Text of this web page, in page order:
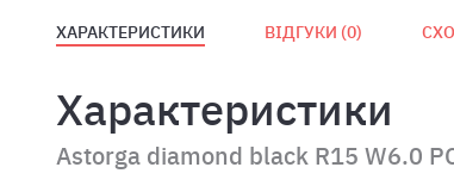
ХАРАКТЕРИСТИКИ ВІДГУКИ (0)
Характеристики
Astorga diamond black R15 W6.0